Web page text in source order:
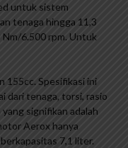
untuk sistem
tenaga hingga 11,3
Nm/6.500 rpm. Untuk
155cc. Spesifikasi ini
dari tenaga, torsi, rasio
signifikan adalah
Aerox hanya
7,1 liter.